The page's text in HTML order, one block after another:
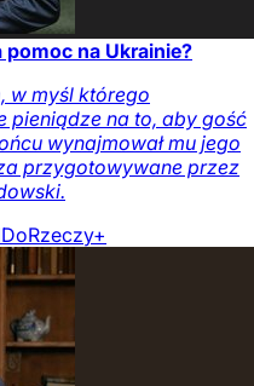
pomoc na Ukrainie?
w myśl którego
pieniądze na to, aby gość
wynajmował mu jego
przygotowywane przez
DoRzeczy+